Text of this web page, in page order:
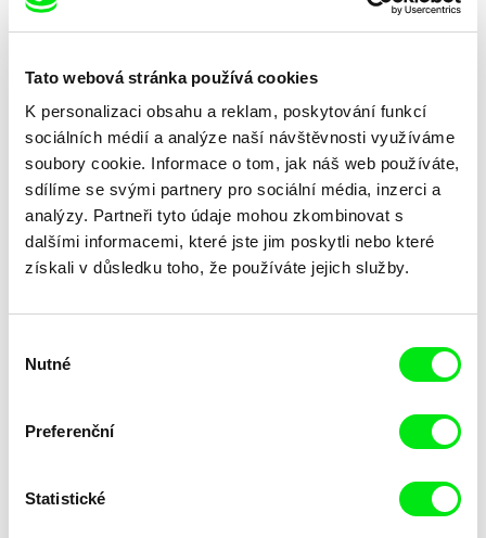
Tato webová stránka používá cookies
K personalizaci obsahu a reklam, poskytování funkcí
sociálních médií a analýze naší návštěvnosti využíváme
soubory cookie. Informace o tom, jak náš web používáte,
sdílíme se svými partnery pro sociální média, inzerci a
analýzy. Partneři tyto údaje mohou zkombinovat s
dalšími informacemi, které jste jim poskytli nebo které
získali v důsledku toho, že používáte jejich služby.
souhlasu
Nutné
Preferenční
Statistické
Marie Sieberová
Spojení
Karol Filo, Martin Krátký
Spolužáci
Peter Liechti
Spring Thaw
Karel Vachek
Squatterpunk